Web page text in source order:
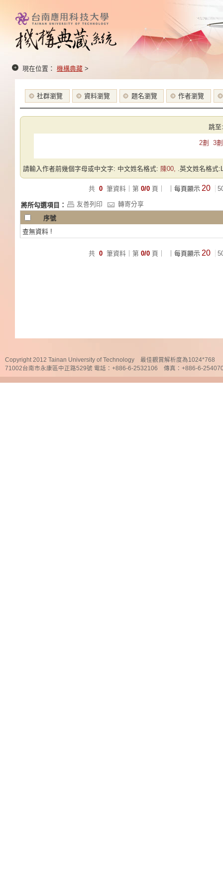
現在位置： 機構典藏 >
社群瀏覽 資料瀏覽 題名瀏覽 作者瀏覽
跳至:
2劃 3劃
請輸入作者前幾個字母或中文字: 中文姓名格式: 陳00, .英文姓名格式
共 0 筆資料｜第 0/0 頁｜ ｜每頁顯示 20
將所勾選項目： 友善列印
轉寄分享
序號
查無資料 !
共 0 筆資料｜第 0/0 頁｜ ｜每頁顯示 20
Copyright 2012 Tainan University of Technology 最佳觀賞解析度為1024*768
71002台南市永康區中正路529號 電話：+886-6-2532106 傳真：+886-6-